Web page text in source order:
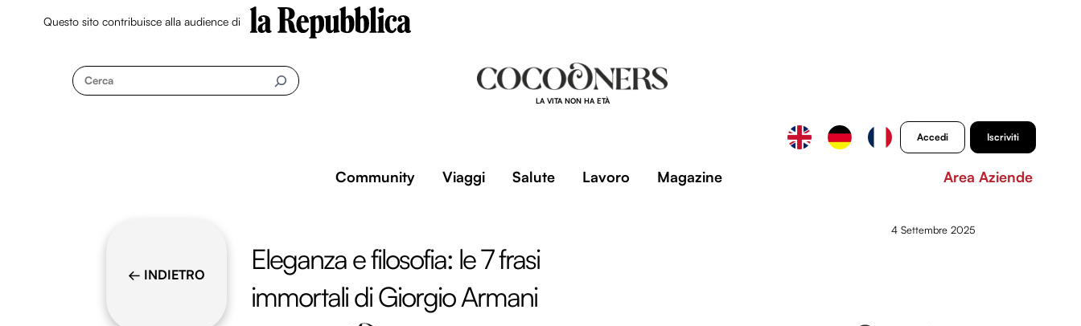
Questo sito contribuisce alla audience di
Cerca
LA VITA NON HA ETÀ
Accedi Iscriviti
Community Viaggi Salute Lavoro Magazine Area Aziende
← INDIETRO
4 Settembre 2025
Eleganza e filosofia: le 7 frasi
immortali di Giorgio Armani